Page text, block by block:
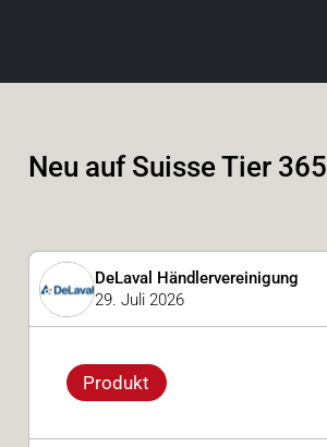
Neu auf Suisse Tier 365
DeLaval Händlervereinigung
29. Juli 2026
Produkt